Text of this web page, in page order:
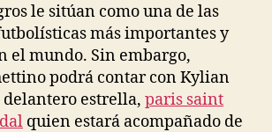
le sitúan como una de las
más importantes y
el mundo. Sin embargo,
podrá contar con Kylian
estrella, paris saint
quien estará acompañado de